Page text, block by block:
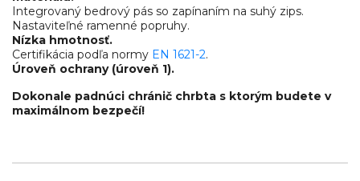
Integrovaný bedrový pás so zapínaním na suhý zips.
Nastaviteľné ramenné popruhy.
Nízka hmotnosť.
Certifikácia podľa normy EN 1621-2.
Úroveň ochrany (úroveň 1).
Dokonale padnúci chránič chrbta s ktorým budete v
maximálnom bezpečí!